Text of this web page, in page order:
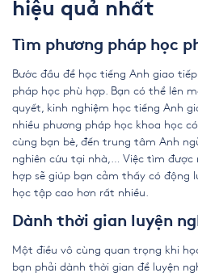
hiệu quả nhất
Tìm phương pháp học
Bước đầu để học tiếng Anh giao
pháp học phù hợp. Bạn có thể lên
quyết, kinh nghiệm học tiếng Anh
nhiều phương pháp học khoa học
cùng bạn bè, đến trung tâm Anh
nghiên cứu tại nhà,… Việc tìm được
hợp sẽ giúp bạn cảm thấy có động
học tập cao hơn rất nhiều.
Dành thời gian luyện
Một điều vô cùng quan trọng khi
bạn phải dành thời gian để luyện